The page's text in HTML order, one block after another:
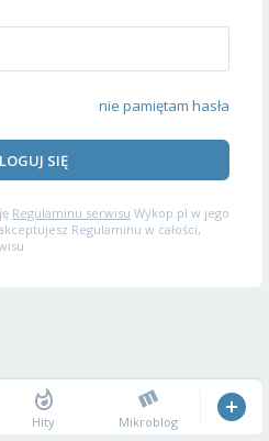
nie pamiętam hasła
SIĘ
Regulaminu serwisu Wykop.pl w jego
Regulaminu w całości,
Hity Mikroblog